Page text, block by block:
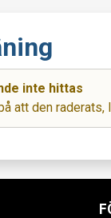
inte hittas
att den